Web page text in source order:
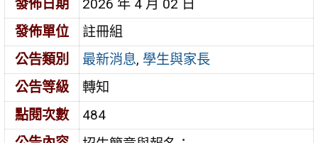
發佈日期
2026 年 4 月 02 日
發佈單位
註冊組
公告類別
最新消息, 學生與家長
公告等級
轉知
點閱次數
484